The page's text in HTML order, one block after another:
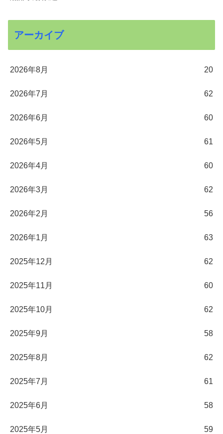
アーカイブ
2026年8月 20
2026年7月 62
2026年6月 60
2026年5月 61
2026年4月 60
2026年3月 62
2026年2月 56
2026年1月 63
2025年12月 62
2025年11月 60
2025年10月 62
2025年9月 58
2025年8月 62
2025年7月 61
2025年6月 58
2025年5月 59